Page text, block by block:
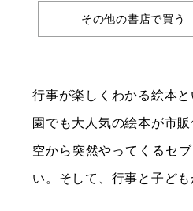
その他の書店で買う
行事が楽しくわかる絵本
園でも大人気の絵本が市販
空から突然やってくるセ
い。そして、行事と子ども